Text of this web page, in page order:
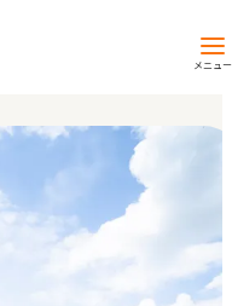
メニュー